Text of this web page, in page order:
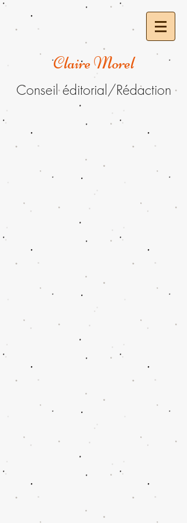
Claire Morel
Conseil éditorial/Rédaction